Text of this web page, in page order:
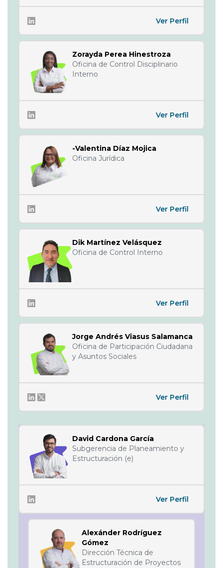
Ver Perfil
Zorayda Perea Hinestroza
Oficina de Control Disciplinario
Interno
Ver Perfil
-Valentina Díaz Mojica
Oficina Jurídica
Ver Perfil
Dik Martínez Velásquez
Oficina de Control Interno
Ver Perfil
Jorge Andrés Viasus Salamanca
Oficina de Participación Ciudadana
y Asuntos Sociales
Ver Perfil
David Cardona García
Subgerencia de Planeamiento y
Estructuración (e)
Ver Perfil
Alexánder Rodríguez
Gómez
Dirección Técnica de
Estructuración de Proyectos